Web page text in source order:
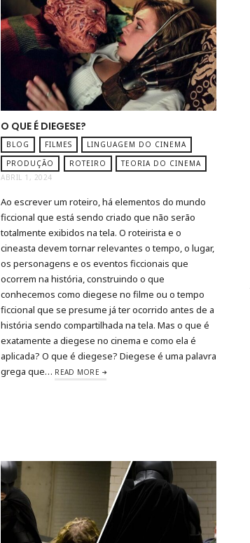
O QUE É DIEGESE?
BLOG FILMES
LINGUAGEM DO CINEMA
PRODUÇÃO
ROTEIRO
TEORIA DO CINEMA
ABRIL 1, 2024
Ao escrever um roteiro, há elementos do mundo
ficcional que está sendo criado que não serão
totalmente exibidos na tela. O roteirista e o
cineasta devem tornar relevantes o tempo, o lugar,
os personagens e os eventos ficcionais que
ocorrem na história, construindo o que
conhecemos como diegese no filme ou o tempo
ficcional que se presume já ter ocorrido antes de a
história sendo compartilhada na tela. Mas o que é
exatamente a diegese no cinema e como ela é
aplicada? O que é diegese? Diegese é uma palavra
grega que… READ MORE